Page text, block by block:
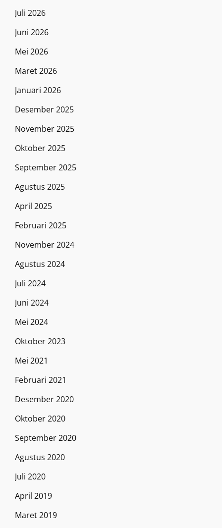
Juli 2026
Juni 2026
Mei 2026
Maret 2026
Januari 2026
Desember 2025
November 2025
Oktober 2025
September 2025
Agustus 2025
April 2025
Februari 2025
November 2024
Agustus 2024
Juli 2024
Juni 2024
Mei 2024
Oktober 2023
Mei 2021
Februari 2021
Desember 2020
Oktober 2020
September 2020
Agustus 2020
Juli 2020
April 2019
Maret 2019